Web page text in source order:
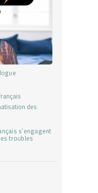
s’engagent
troubles